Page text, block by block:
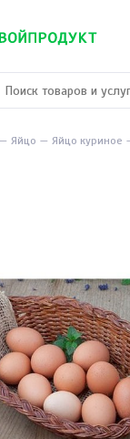
Яйцо Яйцо куриное